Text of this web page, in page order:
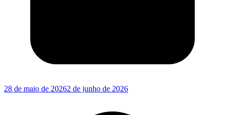
28 de maio de 20262 de junho de 2026